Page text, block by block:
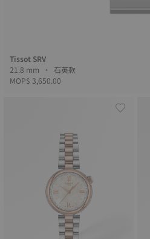
Tissot SRV
21.8 mm • 石英款
MOP$ 3,650.00